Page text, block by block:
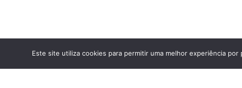
Este site utiliza cookies para permitir uma melhor experiência